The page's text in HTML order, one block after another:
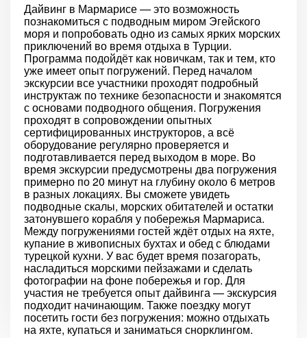
Дайвинг в Мармарисе — это возможность
познакомиться с подводным миром Эгейского
моря и попробовать одно из самых ярких морских
приключений во время отдыха в Турции.
Программа подойдёт как новичкам, так и тем, кто
уже имеет опыт погружений. Перед началом
экскурсии все участники проходят подробный
инструктаж по технике безопасности и знакомятся
с основами подводного общения. Погружения
проходят в сопровождении опытных
сертифицированных инструкторов, а всё
оборудование регулярно проверяется и
подготавливается перед выходом в море. Во
время экскурсии предусмотрены два погружения
примерно по 20 минут на глубину около 6 метров
в разных локациях. Вы сможете увидеть
подводные скалы, морских обитателей и остатки
затонувшего корабля у побережья Мармариса.
Между погружениями гостей ждёт отдых на яхте,
купание в живописных бухтах и обед с блюдами
турецкой кухни. У вас будет время позагорать,
насладиться морскими пейзажами и сделать
фотографии на фоне побережья и гор. Для
участия не требуется опыт дайвинга — экскурсия
подходит начинающим. Также поездку могут
посетить гости без погружения: можно отдыхать
на яхте, купаться и заниматься снорклингом.